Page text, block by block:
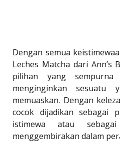
Dengan semua
Leches Matcha dari Ann’s
pilihan yang
menginginkan sesuatu
memuaskan. Dengan
cocok dijadikan sebagai
istimewa atau
menggembirakan dalam